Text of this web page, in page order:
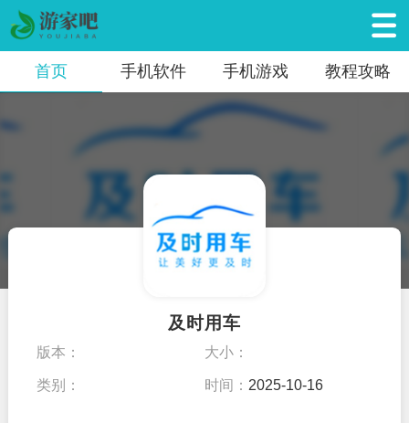
首页 手机软件 手机游戏 教程攻略
及时用车
版本： 大小：
类别： 时间： 2025-10-16